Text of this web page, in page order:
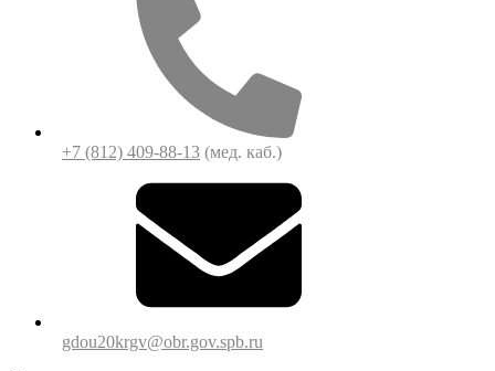
+7 (812) 409-88-13 (мед. каб.)
gdou20krgv@obr.gov.spb.ru